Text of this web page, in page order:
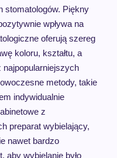
stomatologów. Piękny
wpływa na
oferują szereg
koloru, kształtu, a
metody, takie
indywidualnie
z
preparat wybielający,
nawet bardzo
aby wybielanie było